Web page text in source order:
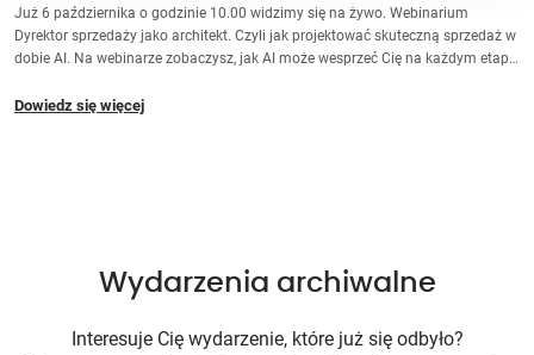
Już 6 października o godzinie 10.00 widzimy się na żywo. Webinarium
Dyrektor sprzedaży jako architekt. Czyli jak projektować skuteczną sprzedaż w
dobie AI. Na webinarze zobaczysz, jak AI może wesprzeć Cię na każdym etapie
bał. Porozmawiają Dominik Skowroński razem z Renatą Kozłowską. Masz
Dowiedz się więcej
Wydarzenia archiwalne
Interesuje Cię wydarzenie, które już się odbyło?